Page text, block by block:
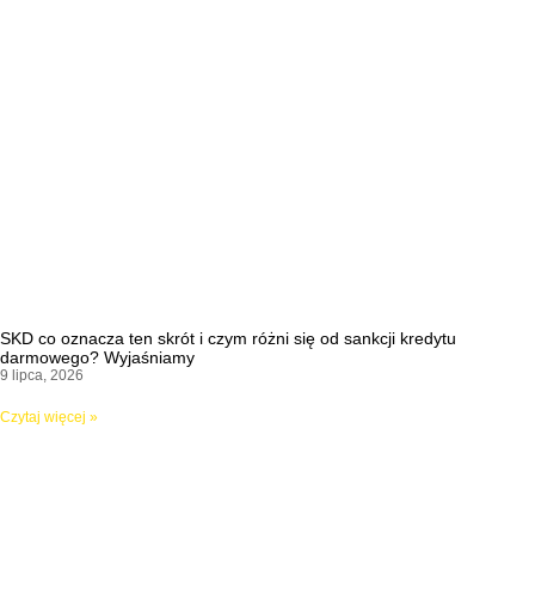
SKD co oznacza ten skrót i czym różni się od sankcji kredytu
darmowego? Wyjaśniamy
9 lipca, 2026
Czytaj więcej »